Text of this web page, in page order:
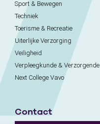
Sport & Bewegen
Techniek
Toerisme & Recreatie
Uiterlijke Verzorging
Veiligheid
Verpleegkunde & Verzorgende
Next College Vavo
Contact